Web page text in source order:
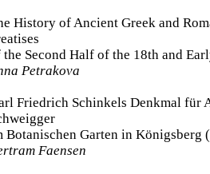
History of Ancient Greek and
the Second Half of the 18th and
Petrakova
Friedrich Schinkels Denkmal für
Botanischen Garten in Königsberg
Faensen